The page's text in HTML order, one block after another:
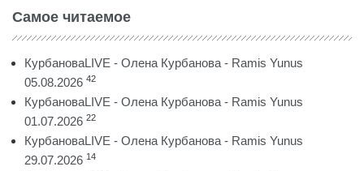
Самое читаемое
КурбановаLIVE - Олена Курбанова - Ramis Yunus
05.08.2026 42
КурбановаLIVE - Олена Курбанова - Ramis Yunus
01.07.2026 22
КурбановаLIVE - Олена Курбанова - Ramis Yunus
29.07.2026 14